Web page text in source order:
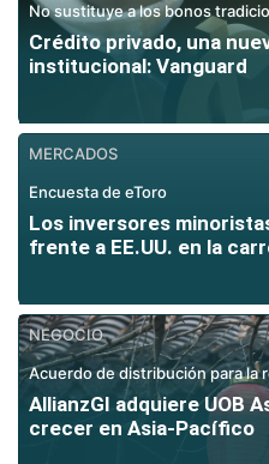
No sustituye a los bonos
Crédito privado, una
institucional: Vanguard
MERCADOS
Encuesta de eToro
Los inversores
frente a EE.UU. en la
NEGOCIO
Acuerdo de distribución para la
AllianzGI adquiere UOB
crecer en Asia-Pacífico